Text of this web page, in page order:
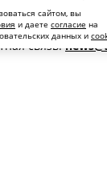
сайтом, вы
и даете согласие на
данных и
с
на
связь: